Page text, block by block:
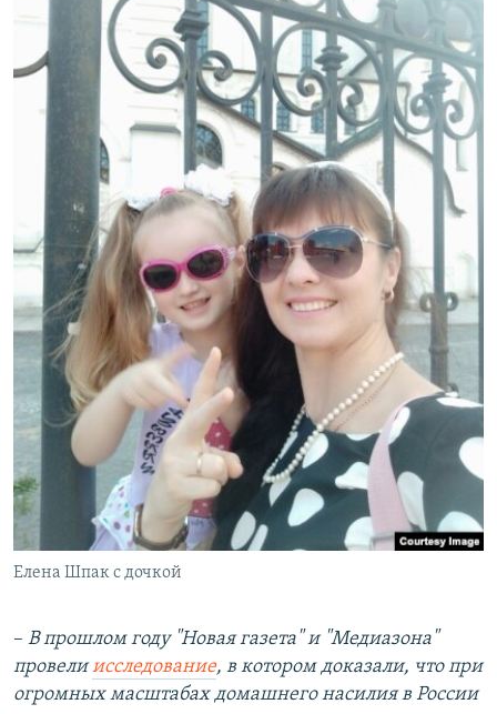
Елена Шпак с дочкой
– В прошлом году "Новая газета" и "Медиазона"
провелиисследование, в котором доказали, что при
огромных масштабах домашнего насилия в России